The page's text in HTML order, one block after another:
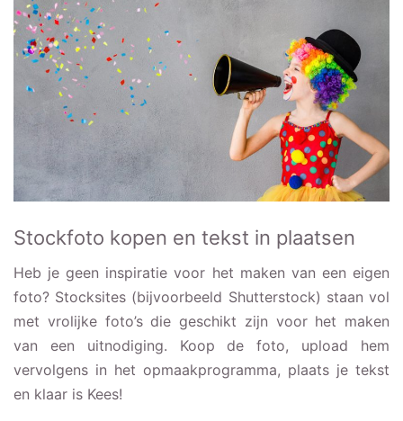
Stockfoto kopen en tekst in plaatsen
Heb je geen inspiratie voor het maken van een eigen
foto? Stocksites (bijvoorbeeld Shutterstock) staan vol
met vrolijke foto’s die geschikt zijn voor het maken
van een uitnodiging. Koop de foto, upload hem
vervolgens in het opmaakprogramma, plaats je tekst
en klaar is Kees!